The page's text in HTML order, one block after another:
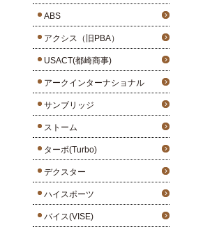
ABS
アクシス（旧PBA）
USACT(都崎商事)
アークインターナショナル
サンブリッジ
ストーム
ターボ(Turbo)
デクスター
ハイスポーツ
バイス(VISE)